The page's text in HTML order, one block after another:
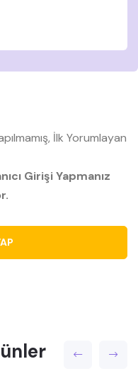
İlk Yorumlayan
Girişi Yapmanız